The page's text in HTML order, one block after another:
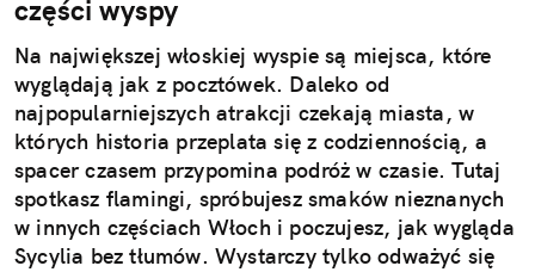
części wyspy
Na największej włoskiej wyspie są miejsca, które
wyglądają jak z pocztówek. Daleko od
najpopularniejszych atrakcji czekają miasta, w
których historia przeplata się z codziennością, a
spacer czasem przypomina podróż w czasie. Tutaj
spotkasz flamingi, spróbujesz smaków nieznanych
w innych częściach Włoch i poczujesz, jak wygląda
Sycylia bez tłumów. Wystarczy tylko odważyć się